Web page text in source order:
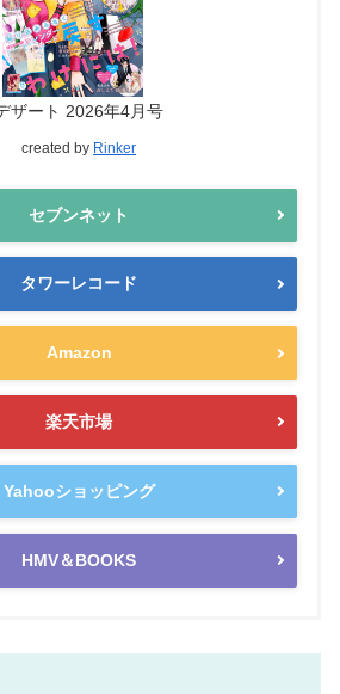
ザート 2026年4月号
created by Rinker
セブンネット
タワーレコード
Amazon
楽天市場
Yahooショッピング
HMV＆BOOKS